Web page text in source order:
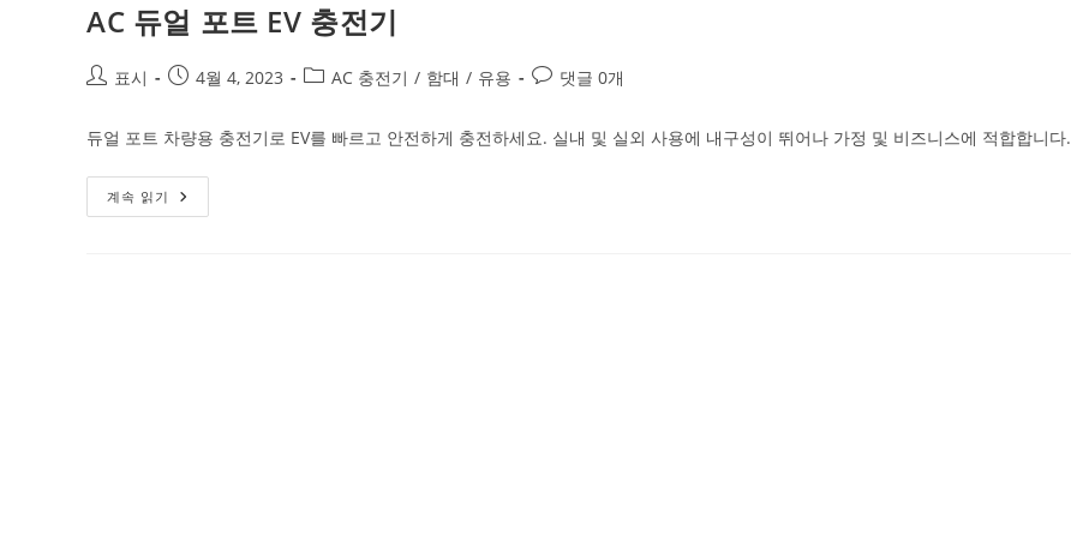
AC 듀얼 포트 EV 충전기
표시 4월 4, 2023 AC 충전기 / 함대 / 유용 댓글 0개
듀얼 포트 차량용 충전기로 EV를 빠르고 안전하게 충전하세요. 실내 및 실외 사용에 내구성이 뛰어나 가정 및 비즈니스에 적합합니다.
계속 읽기